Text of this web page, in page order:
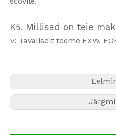
K5. Millised on teie
V: Tavaliselt teeme EXW,